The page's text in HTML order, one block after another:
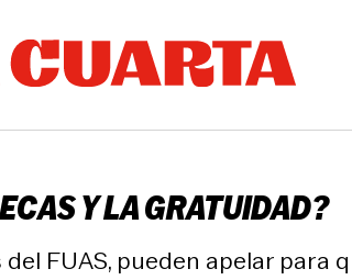
Y LA GRATUIDAD?
FUAS, pueden apelar para